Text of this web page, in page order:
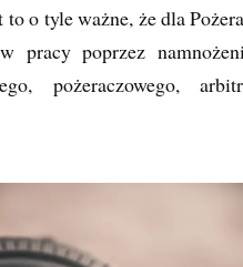
to o tyle ważne, że dla
pracy poprzez
pożeraczowego,